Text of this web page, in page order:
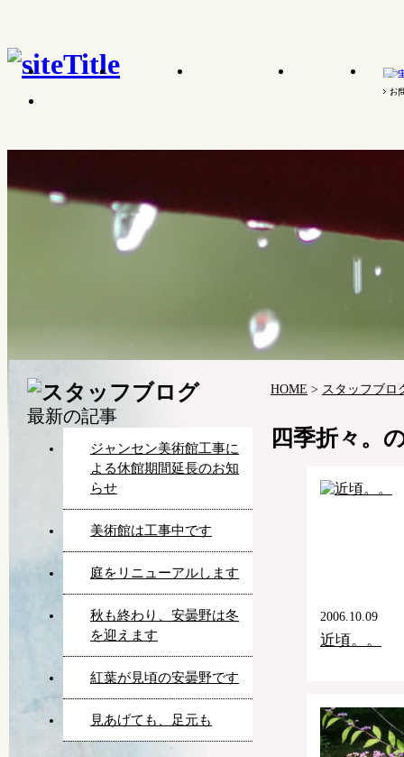
最新の記事
ジャンセン美術館工事に
よる休館期間延長のお知
らせ
美術館は工事中です
庭をリニューアルします
秋も終わり、安曇野は冬
を迎えます
紅葉が見頃の安曇野です
見あげても、足元も
HOME > スタッフブロ
四季折々。
2006.10.09
近頃。。